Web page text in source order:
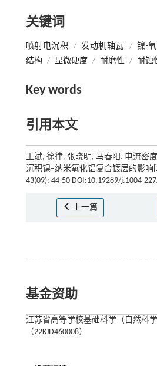
关键词
喷射电沉积 / 发动机轴瓦 / 镍-
结构 / 显微硬度 / 耐磨性 / 耐蚀
Key words
引用本文
王斌, 徐律, 张晓明, 马春阳. 电流密
沉积镍–纳米氧化铝复合镀层的影响
43(09): 44-50 DOI:10.19289/j.1004-
上一篇
基金资助
江苏省高等学校基础科学（自然科
（22KJD460008）